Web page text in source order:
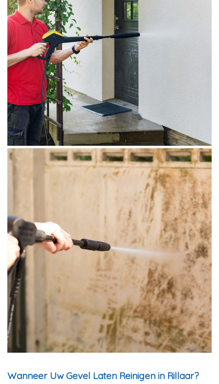
Wanneer Uw Gevel Laten Reinigen in Rillaar?